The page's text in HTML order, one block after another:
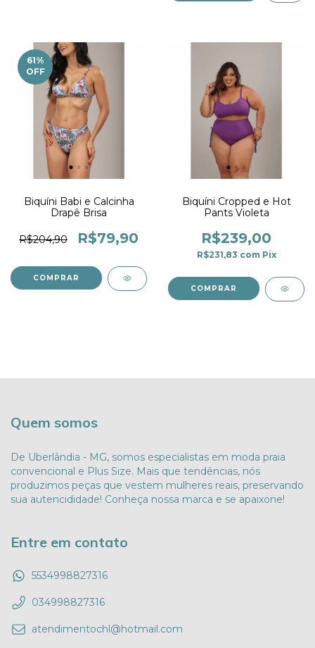
61%
OFF
Biquíni Babi e Calcinha
Drapê Brisa
R$204,90 R$79,90
COMPRAR
Biquíni Cropped e Hot
Pants Violeta
R$239,00
R$231,83 com Pix
COMPRAR
Quem somos
De Uberlândia - MG, somos especialistas em moda praia
convencional e Plus Size. Mais que tendências, nós
produzimos peças que vestem mulheres reais, preservando
sua autencididade! Conheça nossa marca e se apaixone!
Entre em contato
5534998827316
034998827316
atendimentochl@hotmail.com